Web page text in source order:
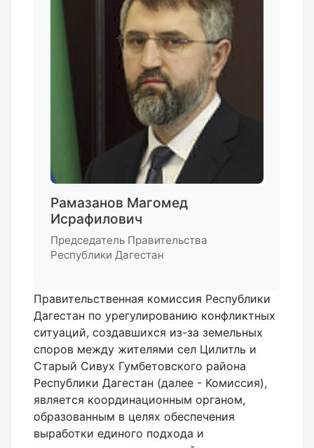
Рамазанов Магомед
Исрафилович
Председатель Правительства
Республики Дагестан
Правительственная комиссия Республики
Дагестан по урегулированию конфликтных
ситуаций, создавшихся из-за земельных
споров между жителями сел Цилитль и
Старый Сивух Гумбетовского района
Республики Дагестан (далее - Комиссия),
является координационным органом,
образованным в целях обеспечения
выработки единого подхода и